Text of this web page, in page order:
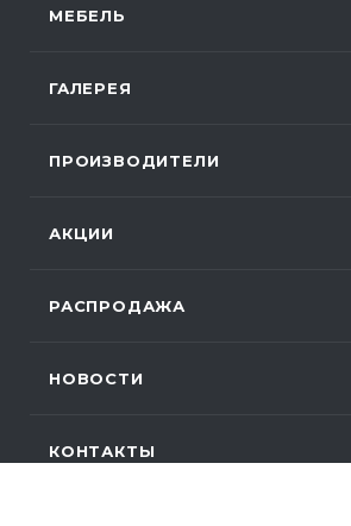
МЕБЕЛЬ
ГАЛЕРЕЯ
ПРОИЗВОДИТЕЛИ
АКЦИИ
РАСПРОДАЖА
НОВОСТИ
КОНТАКТЫ